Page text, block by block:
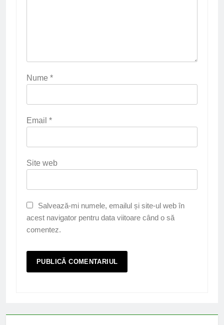
Nume *
Email *
Site web
Salvează-mi numele, emailul și site-ul web în
acest navigator pentru data viitoare când o să
comentez.